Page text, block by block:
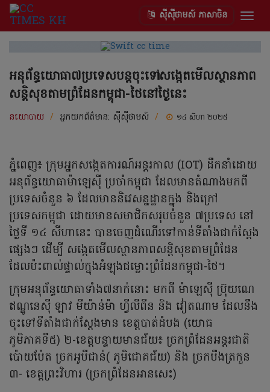
ស៊ីស៊ីថាមស៍ ភាសាចិន
អនុព័ន្ធយោធា៧ប្រទេសបន្តចុះទៅសង្កេតមើលស្ថានភាព
សន្តិសុខតាមព្រំដែនកម្ពុជា-ថៃនៅថ្ងៃនេះ
នយោបាយ / អ្នកយកព័ត៌មាន: ស៊ីស៊ីថាមស៍ / ១៤ សីហា ២០២៥
ភ្នំពេញ៖ ក្រុមអ្នកសង្កេតការណ៍អន្តរកាល (IOT) ដឹកនាំដោយ
អនុព័ន្ធយោធាម៉ាឡេស៊ី ប្រចាំកម្ពុជា ដែលមានតំណាងមកពី
ប្រទេសចំនួន ៦ ដែលមាននិវេសន្នដ្ឋានក្នុង និងក្រៅ
ប្រទេសកម្ពុជា ដោយមានសមាជិកសរុបចំនួន ៧ប្រទេស នៅ
ថ្ងៃទី ១៤ សីហានេះ បានចេញដំណើរទៅកាន់ទីតាំងជាក់ស្តែង
ផ្សេងៗ ដើម្បី សង្កេតមើលស្ថានភាពសន្តិសុខតាមព្រំដែន
ដែលប៉ះពាល់ផ្ទាល់ក្នុងអំឡុងជម្លោះព្រំដែនកម្ពុជា-ថៃ។
ក្រុមអនុព័ន្ធយោធាទាំង៧នាក់នោះ មកពី ម៉ាឡេស៊ី ប្រ៊ុយណេ
ឥណ្ឌូនេស៊ី ឡាវ មីយ៉ាន់ម៉ា ហ្វីលីពីន និង វៀតណាម ដែលនឹង
ចុះទៅទីតាំងជាក់ស្តែងមាន ខេត្តបាត់ដំបង (យោធ
ភូមិភាគទី៥) ២-ខេត្តបន្ទាយមានជ័យ៖ ច្រកព្រំដែនអន្តរជាតិ
ប៉ោយប៉ែត ច្រកអូបីជាន់( ភូមិជោគជ័យ) និង ច្រកបឹងត្រកួន
៣- ខេត្តព្រះវិហារ (ច្រកព្រំដែនអានសេះ)